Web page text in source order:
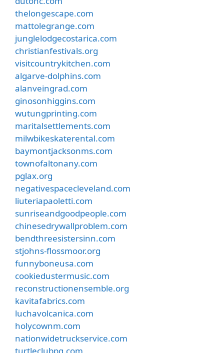
thelongescape.com
mattolegrange.com
junglelodgecostarica.com
christianfestivals.org
visitcountrykitchen.com
algarve-dolphins.com
alanveingrad.com
ginosonhiggins.com
wutungprinting.com
maritalsettlements.com
milwbikeskaterental.com
baymontjacksonms.com
townofaltonany.com
pglax.org
negativespacecleveland.com
liuteriapaoletti.com
sunriseandgoodpeople.com
chinesedrywallproblem.com
bendthreesistersinn.com
stjohns-flossmoor.org
funnyboneusa.com
cookiedustermusic.com
reconstructionensemble.org
kavitafabrics.com
luchavolcanica.com
holycownm.com
nationwidetruckservice.com
turtleclubpg.com